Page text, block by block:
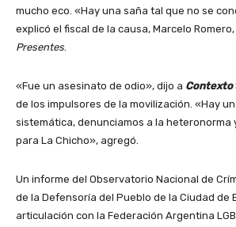
mucho eco. «Hay una saña tal que no se
explicó el fiscal de la causa, Marcelo
Presentes.
«Fue un asesinato de odio», dijo a Contexto
de los impulsores de la movilización. «Hay
sistemática, denunciamos a la heteronorma
para La Chicho», agregó.
Un informe del Observatorio Nacional de
de la Defensoría del Pueblo de la Ciudad de
articulación con la Federación Argentina